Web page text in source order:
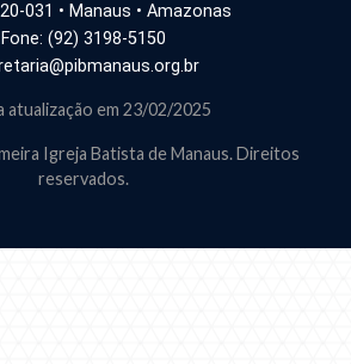
031 • Manaus • Amazonas
Fone: (92) 3198-5150
atualização em 23/02/2025
Igreja Batista de Manaus. Direitos
reservados.